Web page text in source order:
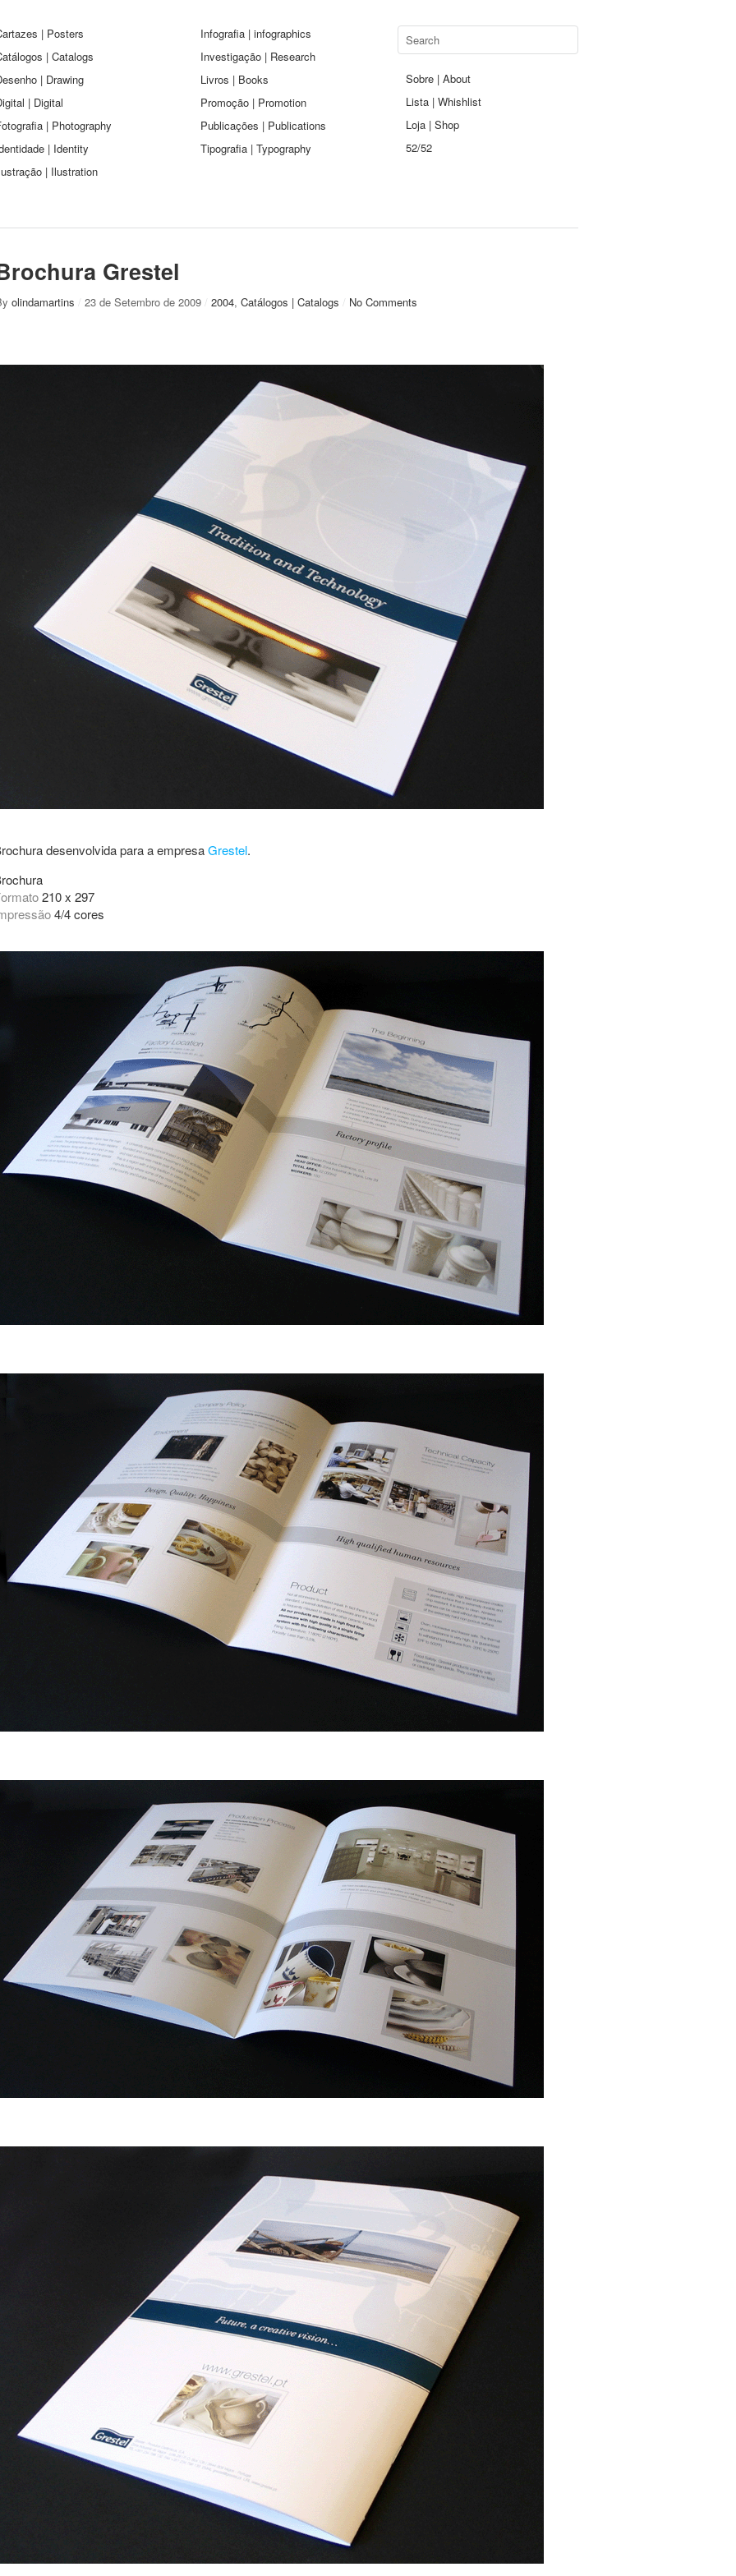
| Posters
| Catalogs
| Drawing
| Digital
| Photography
| Identity
| Ilustration
Infografia | infographics
Investigação | Research
Livros | Books
Promoção | Promotion
Publicações | Publications
Tipografia | Typography
Sobre | About
Lista | Whishlist
Loja | Shop
52/52
Grestel
olindamartins / 23 de Setembro de 2009 / 2004, Catálogos | Catalogs / No Comments
desenvolvida para a empresaGrestel.
210 x 297
4/4 cores